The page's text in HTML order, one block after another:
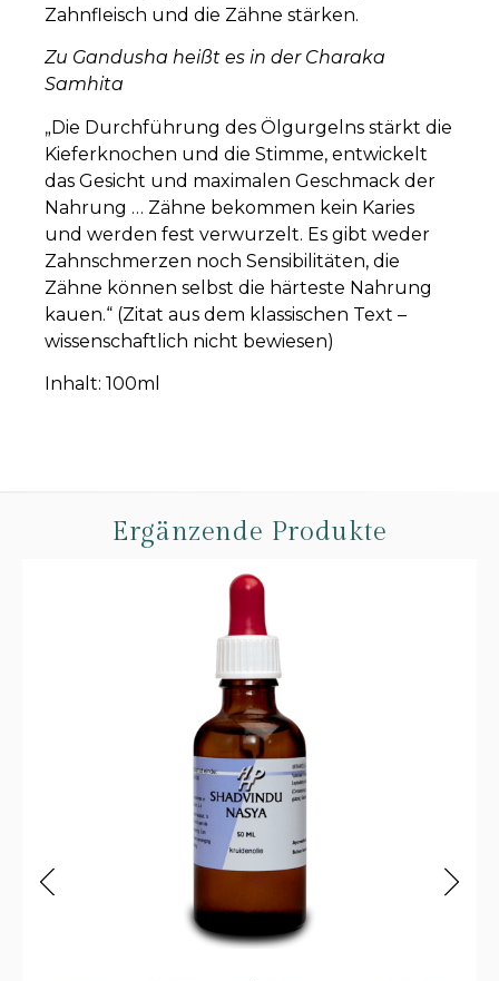
Zahnfleisch und die Zähne stärken.
Zu Gandusha heißt es in der Charaka
Samhita
„Die Durchführung des Ölgurgelns stärkt die
Kieferknochen und die Stimme, entwickelt
das Gesicht und maximalen Geschmack der
Nahrung … Zähne bekommen kein Karies
und werden fest verwurzelt. Es gibt weder
Zahnschmerzen noch Sensibilitäten, die
Zähne können selbst die härteste Nahrung
kauen.“ (Zitat aus dem klassischen Text –
wissenschaftlich nicht bewiesen)
Inhalt: 100ml
Ergänzende Produkte